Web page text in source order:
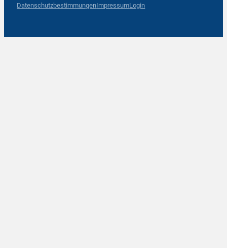
DatenschutzbestimmungenImpressumLogin